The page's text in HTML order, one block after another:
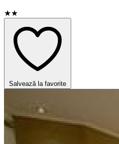
★★
Salvează la favorite